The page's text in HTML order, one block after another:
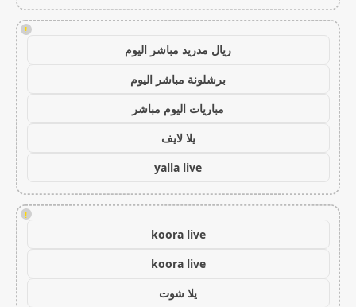
!
ريال مدريد مباشر اليوم
برشلونة مباشر اليوم
مباريات اليوم مباشر
يلا لايف
yalla live
!
koora live
koora live
يلا شوت